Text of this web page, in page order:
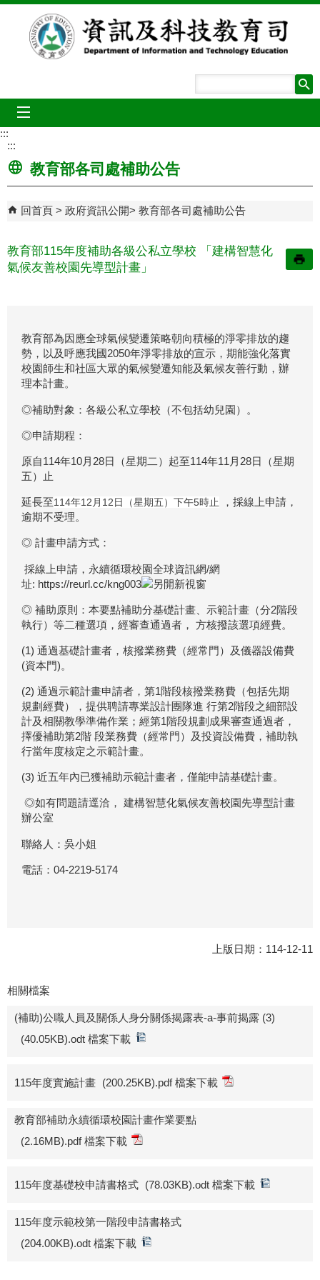
跳到主要內容區塊
:::
:::
教育部各司處補助公告
回首頁 政府資訊公開 教育部各司處補助公告
教育部115年度補助各級公私立學校 「建構智慧化
氣候友善校園先導型計畫」
教育部為因應全球氣候變遷策略朝向積極的淨零排放的趨
勢，以及呼應我國2050年淨零排放的宣示，期能強化落實
校園師生和社區大眾的氣候變遷知能及氣候友善行動，辦
理本計畫。
◎補助對象：各級公私立學校（不包括幼兒園）。
◎申請期程：
原自114年10月28日（星期二）起至114年11月28日（星期
五）止
延長至114年12月12日（星期五）下午5時止
，採線上申請，
逾期不受理。
◎ 計畫申請方式：
採線上申請，永續循環校園全球資訊網/網
址: https://reurl.cc/kng003
◎ 補助原則：本要點補助分基礎計畫、示範計畫（分2階段
執行）等二種選項，經審查通過者， 方核撥該選項經費。
(1) 通過基礎計畫者，核撥業務費（經常門）及儀器設備費
(資本門)。
(2) 通過示範計畫申請者，第1階段核撥業務費（包括先期
規劃經費），提供聘請專業設計團隊進 行第2階段之細部設
計及相關教學準備作業；經第1階段規劃成果審查通過者，
擇優補助第2階 段業務費（經常門）及投資設備費，補助執
行當年度核定之示範計畫。
(3) 近五年內已獲補助示範計畫者，僅能申請基礎計畫。
◎如有問題請逕洽， 建構智慧化氣候友善校園先導型計畫
辦公室
聯絡人：吳小姐
電話：04-2219-5174
上版日期：114-12-11
相關檔案
(補助)公職人員及關係人身分關係揭露表-a-事前揭露 (3)
(40.05KB).odt 檔案下載
115年度實施計畫 (200.25KB).pdf 檔案下載
教育部補助永續循環校園計畫作業要點
(2.16MB).pdf 檔案下載
115年度基礎校申請書格式 (78.03KB).odt 檔案下載
115年度示範校第一階段申請書格式
(204.00KB).odt 檔案下載